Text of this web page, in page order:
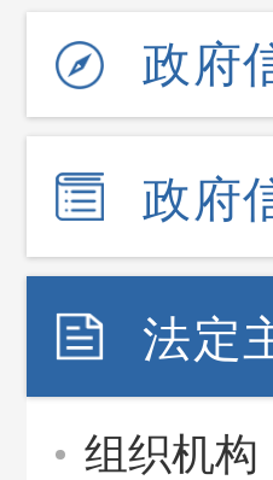
政
政府
法定
组织机构